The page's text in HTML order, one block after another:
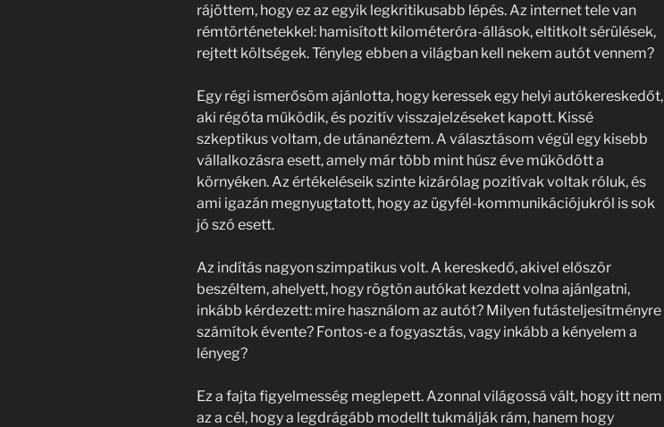
rájöttem, hogy ez az egyik legkritikusabb lépés. Az internet tele van
rémtörténetekkel: hamisított kilométeróra-állások, eltitkolt sérülések,
rejtett költségek. Tényleg ebben a világban kell nekem autót vennem?
Egy régi ismerősöm ajánlotta, hogy keressek egy helyi autókereskedőt,
aki régóta működik, és pozitív visszajelzéseket kapott. Kissé
szkeptikus voltam, de utánanéztem. A választásom végül egy kisebb
vállalkozásra esett, amely már több mint húsz éve működött a
környéken. Az értékeléseik szinte kizárólag pozitívak voltak róluk, és
ami igazán megnyugtatott, hogy az ügyfél-kommunikációjukról is sok
jó szó esett.
Az indítás nagyon szimpatikus volt. A kereskedő, akivel először
beszéltem, ahelyett, hogy rögtön autókat kezdett volna ajánlgatni,
inkább kérdezett: mire használom az autót? Milyen futásteljesítményre
számítok évente? Fontos-e a fogyasztás, vagy inkább a kényelem a
lényeg?
Ez a fajta figyelmesség meglepett. Azonnal világossá vált, hogy itt nem
az a cél, hogy a legdrágább modellt tukmálják rám, hanem hogy